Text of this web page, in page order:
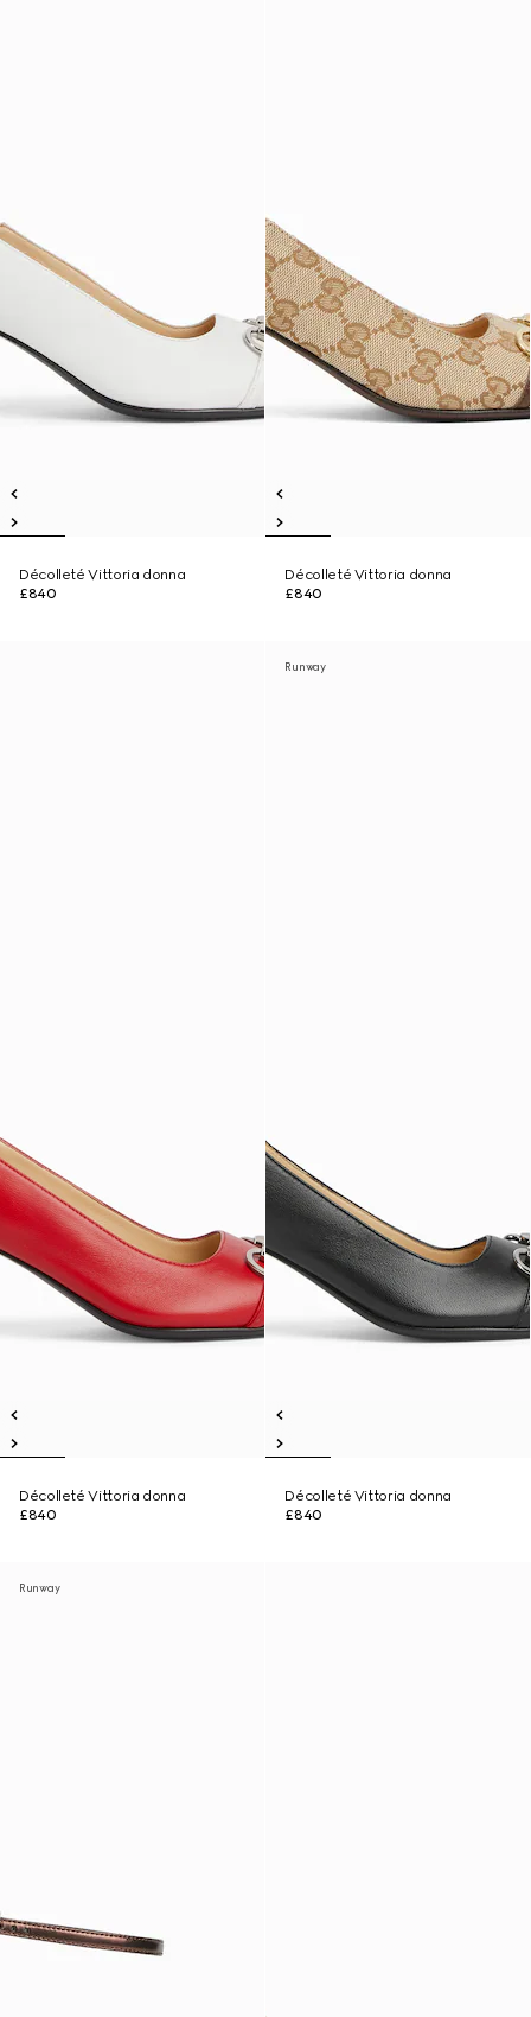
Décolleté Vittoria donna
£840
Décolleté Vittoria donna
£840
Décolleté Vittoria donna
£840
Runway
Décolleté Vittoria donna
£840
Runway